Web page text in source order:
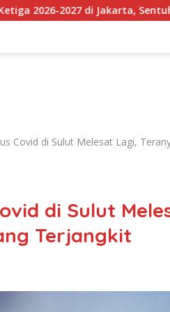
di Jakarta, Sentuhan Merah
Covid di Sulut Melesat Lagi,
di Sulut
Terjangkit